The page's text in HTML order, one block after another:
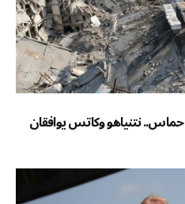
نتنياهو وكاتس يوافقان